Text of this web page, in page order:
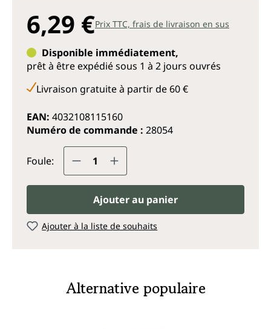
6,29 €Prix TTC, frais de livraison en sus
Disponible immédiatement,
prêt à être expédié sous 1 à 2 jours ouvrés
Livraison gratuite à partir de 60 €
EAN: 4032108115160
Numéro de commande : 28054
Foule: Quantité de produit : Entrez la
Ajouter au panier
Ajouter à la liste de souhaits
Alternative populaire